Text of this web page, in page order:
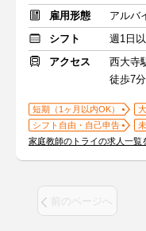
雇用形態
アルバ
シフト
週1日
アクセス
西大寺
徒歩7分
短期（1ヶ月以内OK）
シフト自由・自己申告
家庭教師のトライの求人一覧
前のページへ